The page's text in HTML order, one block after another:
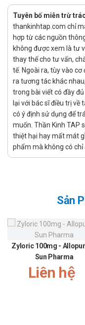
dụng
Đối với trẻ em
Mức độ
em vẫn
Cách dùng:
Thuốc dùng
Chống chỉ định
Thuốc Mydocalm
sau:
Mẫn cảm với
Tác dụng phụ
150mg
Thông báo cho bác
phải khi sử dụng
Hầu hết các tác
Tolperison chủ yếu
Tuyên bố miễn trừ
thankinhtap.com chỉ
hợp từ các nguồn
không được xem là tư
thay thế cho tư vấn,
tế. Ngoài ra, tùy vào
ra tương tác khác
trong bài viết có đầy
lại với bác sĩ điều trị
có ý định sử dụng để
muốn. Thần Kinh TAP
thiệt hại hay mất mát
phẩm mà không có chỉ
Sản
Zyloric 100mg -
Sun Pharma
Liên hệ